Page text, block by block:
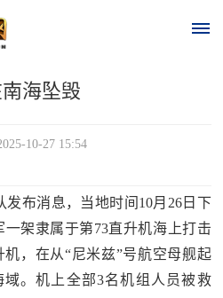
海坠毁
10-27 15:54
发布消息，当地时间10月26日下
架隶属于第73直升机海上打击
机，在从“尼米兹”号航空母舰起
。机上全部3名机组人员被救